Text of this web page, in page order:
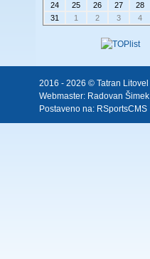
24
25 26 27 28
31
1 2 3 4
2016 - 2026 © Tatran Litovel
Webmaster: Radovan Šimek
Postaveno na: RSportsCMS